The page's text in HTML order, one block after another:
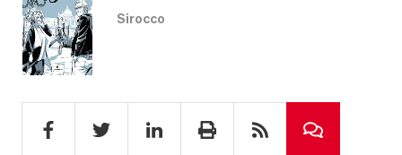
Sirocco